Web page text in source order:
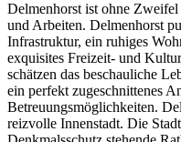
Delmenhorst ist ohne
und Arbeiten. Delmenhorst
Infrastruktur, ein ruhiges
exquisites Freizeit- und
schätzen das beschauliche
ein perfekt zugeschnittenes
Betreuungsmöglichkeiten.
reizvolle Innenstadt. Die